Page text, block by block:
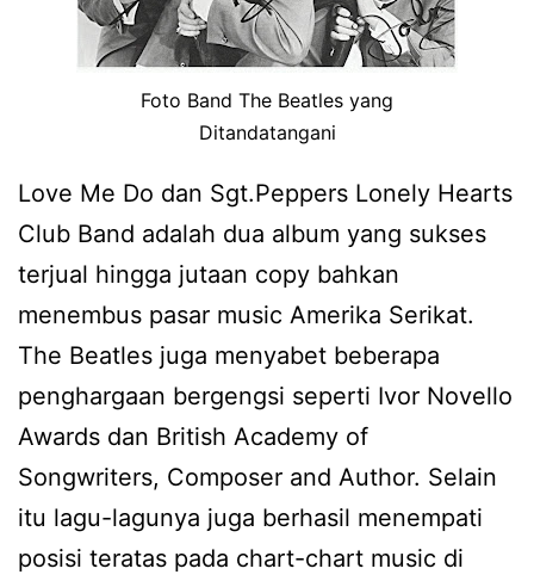
Foto Band The Beatles yang
Ditandatangani
Love Me Do dan Sgt.Peppers Lonely Hearts
Club Band adalah dua album yang sukses
terjual hingga jutaan copy bahkan
menembus pasar music Amerika Serikat.
The Beatles juga menyabet beberapa
penghargaan bergengsi seperti Ivor Novello
Awards dan British Academy of
Songwriters, Composer and Author. Selain
itu lagu-lagunya juga berhasil menempati
posisi teratas pada chart-chart music di